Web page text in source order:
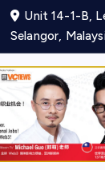
Unit 14-1-B,
Selangor,